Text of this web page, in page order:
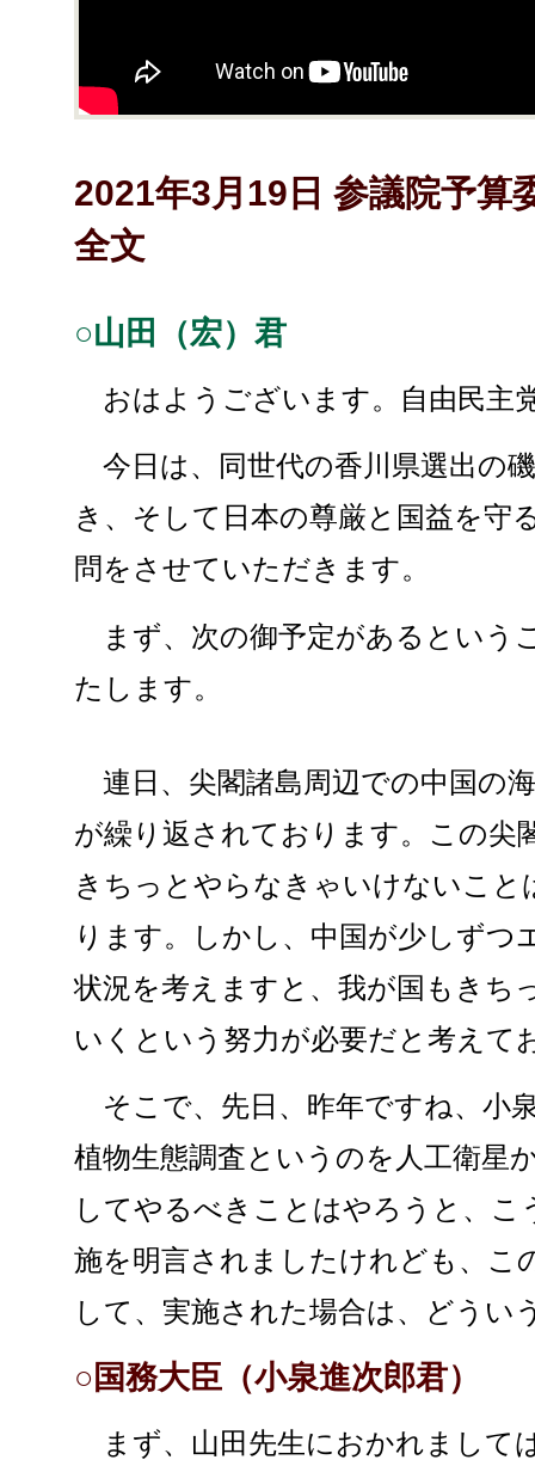
2021年3月19日 参議院予算
全文
○山田（宏）君
おはようございます。自由民主
今日は、同世代の香川県選出の
き、そして日本の尊厳と国益を守
問をさせていただきます。
まず、次の御予定があるという
たします。
連日、尖閣諸島周辺での中国の
が繰り返されております。この尖
きちっとやらなきゃいけないこ
ります。しかし、中国が少しず
状況を考えますと、我が国もきち
いくという努力が必要だと考えて
そこで、先日、昨年ですね、小
植物生態調査というのを人工衛星
してやるべきことはやろうと、
施を明言されましたけれども、こ
して、実施された場合は、どうい
○国務大臣（小泉進次郎君）
まず、山田先生におかれまして